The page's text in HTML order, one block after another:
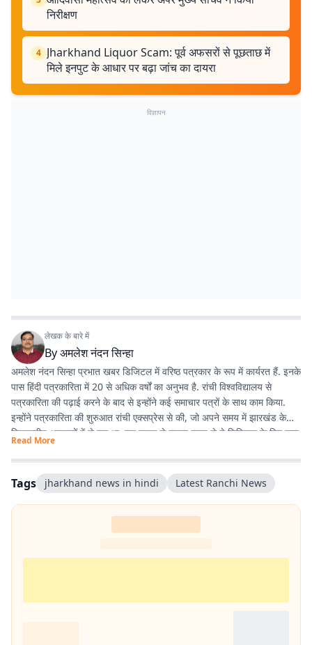
निरीक्षण
4 Jharkhand Liquor Scam: पूर्व अफसरों से पूछताछ में
मिले इनपुट के आधार पर बढ़ा जांच का दायरा
विज्ञापन
लेखक के बारे में
Byअमलेश नंदन सिन्हा
अमलेश नंदन सिन्हा प्रभात खबर डिजिटल में वरिष्ठ पत्रकार के रूप में कार्यरत हैं. इनके
पास हिंदी पत्रकारिता में 20 से अधिक वर्षों का अनुभव है. रांची विश्वविद्यालय से
पत्रकारिता की पढ़ाई करने के बाद से इन्होंने कई समाचार पत्रों के साथ काम किया.
इन्होंने पत्रकारिता की शुरुआत रांची एक्सप्रेस से की, जो अपने समय में झारखंड के
विश्वसनीय अखबारों में से एक था. एक दशक से ज्यादा समय से ये डिजिटल के लिए काम
कर रहे हैं. झारखंड की खबरों के अलावा, समसामयिक विषयों के बारे में भी लिखने में रुचि
रखते हैं. विज्ञान और आधुनिक चिकित्सा के बारे में देखना, पढ़ना और नई जानकारियां
प्राप्त करना इन्हें पसंद है.
Read More
Tags jharkhand news in hindi Latest Ranchi News